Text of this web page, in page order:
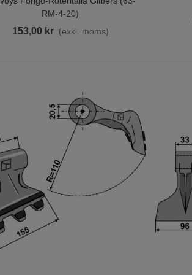
RM-4-20)
153,00 kr (exkl. moms)